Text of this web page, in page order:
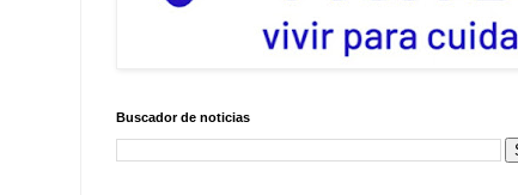
Buscador de noticias